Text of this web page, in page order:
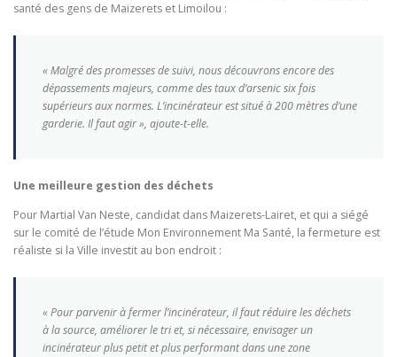
santé des gens de Maizerets et Limoilou :
« Malgré des promesses de suivi, nous découvrons encore des
dépassements majeurs, comme des taux d’arsenic six fois
supérieurs aux normes. L’incinérateur est situé à 200 mètres d’une
garderie. Il faut agir », ajoute-t-elle.
Une meilleure gestion des déchets
Pour Martial Van Neste, candidat dans Maizerets-Lairet, et qui a siégé
sur le comité de l’étude Mon Environnement Ma Santé, la fermeture est
réaliste si la Ville investit au bon endroit :
« Pour parvenir à fermer l’incinérateur, il faut réduire les déchets
à la source, améliorer le tri et, si nécessaire, envisager un
incinérateur plus petit et plus performant dans une zone